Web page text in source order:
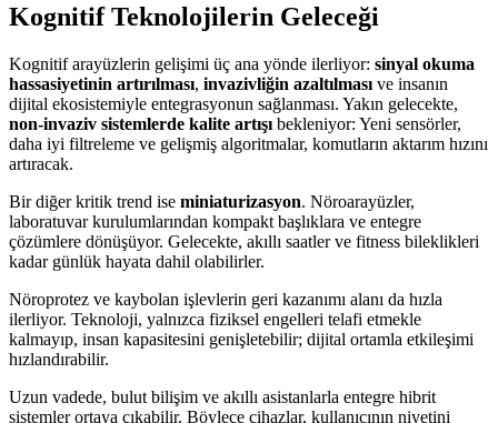
Kognitif Teknolojilerin Geleceği
Kognitif arayüzlerin gelişimi üç ana yönde ilerliyor: sinyal okuma
hassasiyetinin artırılması, invazivliğin azaltılması ve insanın
dijital ekosistemiyle entegrasyonun sağlanması. Yakın gelecekte,
non-invaziv sistemlerde kalite artışı bekleniyor: Yeni sensörler,
daha iyi filtreleme ve gelişmiş algoritmalar, komutların aktarım hızını
artıracak.
Bir diğer kritik trend ise miniaturizasyon. Nöroarayüzler,
laboratuvar kurulumlarından kompakt başlıklara ve entegre
çözümlere dönüşüyor. Gelecekte, akıllı saatler ve fitness bileklikleri
kadar günlük hayata dahil olabilirler.
Nöroprotez ve kaybolan işlevlerin geri kazanımı alanı da hızla
ilerliyor. Teknoloji, yalnızca fiziksel engelleri telafi etmekle
kalmayıp, insan kapasitesini genişletebilir; dijital ortamla etkileşimi
hızlandırabilir.
Uzun vadede, bulut bilişim ve akıllı asistanlarla entegre hibrit
sistemler ortaya çıkabilir. Böylece cihazlar, kullanıcının niyetini